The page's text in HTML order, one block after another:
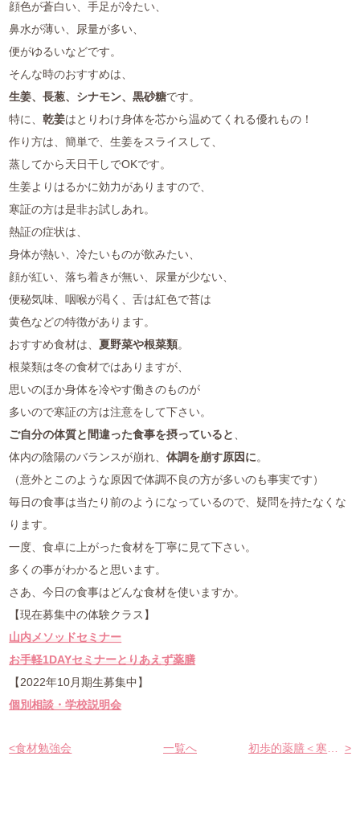
ご利用案内
アクセス
よくある質問
お仕事のご依頼
資料請求・お問合せ
会社情報
薬膳を知る
和の薬膳レシピ
薬膳コラム(miyaka)
ブログ
オンラインショップ
顔色が蒼白い、手足が冷たい、
鼻水が薄い、尿量が多い、
便がゆるいなどです。
そんな時のおすすめは、
生姜、長葱、シナモン、黒砂糖です。
特に、乾姜はとりわけ身体を芯から温めてくれる優れもの！
作り方は、簡単で、生姜をスライスして、
蒸してから天日干しでOKです。
生姜よりはるかに効力がありますので、
寒証の方は是非お試しあれ。
熱証の症状は、
身体が熱い、冷たいものが飲みたい、
顔が紅い、落ち着きが無い、尿量が少ない、
便秘気味、咽喉が渇く、舌は紅色で苔は
黄色などの特徴があります。
おすすめ食材は、夏野菜や根菜類。
根菜類は冬の食材ではありますが、
思いのほか身体を冷やす働きのものが
多いので寒証の方は注意をして下さい。
ご自分の体質と間違った食事を摂っていると
体内の陰陽のバランスが崩れ、体調を崩す原因に。
（意外とこのような原因で体調不良の方が多いのも事実です）
毎日の食事は当たり前のようになっているので、疑問を持たなくな
ります。
一度、食卓に上がった食材を丁寧に見て下さい。
多くの事がわかると思います。
さあ、今日の食事はどんな食材を使いますか。
【現在募集中の体験クラス】
山内メソッドセミナー
お手軽1DAYセミナーとりあえず薬膳
【2022年10月期生募集中】
個別相談・学校説明会
<食材勉強会 一覧へ >